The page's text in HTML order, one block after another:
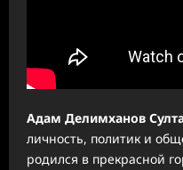
Адам Делимханов
личность, политик и
родился в прекрасной